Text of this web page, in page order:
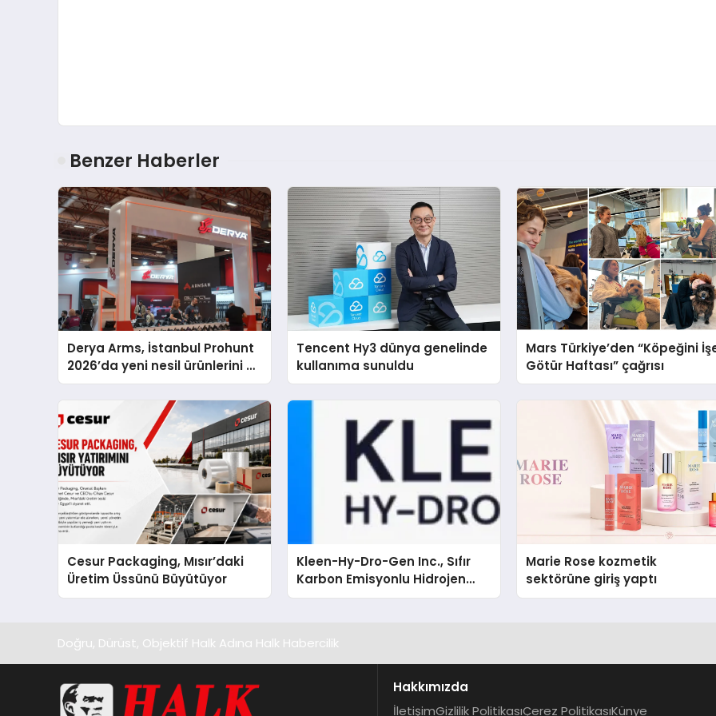
Benzer Haberler
Derya Arms, İstanbul Prohunt
2026’da yeni nesil ürünlerini ve
global marka vizyonunu
Tencent Hy3 dünya genelinde
kullanıma sunuldu
Mars Türkiye’den “Köpeğini
Götür Haftası” çağrısı
Cesur Packaging, Mısır’daki
Üretim Üssünü Büyütüyor
Kleen-Hy-Dro-Gen Inc., Sıfır
Karbon Emisyonlu Hidrojen
Isıtma Teknolojisinde ISO ve
Marie Rose kozmetik
sektörüne giriş yaptı
Doğru, Dürüst, Objektif Halk Adına Halk Habercilik
Hakkımızda
İletişimGizlilik PolitikasıÇerez PolitikasıKünye